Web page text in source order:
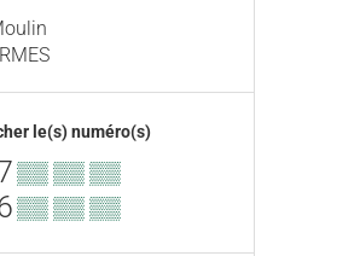
le(s) numéro(s)
▒▒ ▒▒ ▒▒
▒▒ ▒▒ ▒▒